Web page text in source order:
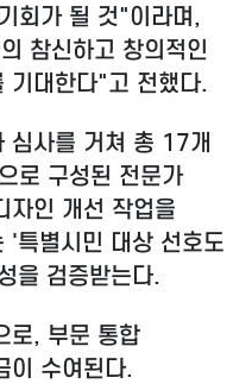
회가 될 것"이라며,
참신하고 창의적인
기대한다"고 전했다.
심사를 거쳐 총 17개
로 구성된 전문가
자인 개선 작업을
'특별시민 대상 선호도
을 검증받는다.
로, 부문 통합
이 수여된다.